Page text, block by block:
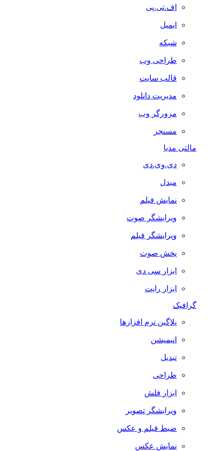
اف.تی.پی
ایمیل
شبکه
طراحی وب
قالب سایت
مدیریت دانلود
مرورگر وب
مسنجر
مالتی مدیا
دی.وی.دی
مبدل
نمایش فیلم
ویرایشگر صوت
ویرایشگر فیلم
پخش صوت
ابزار سی دی
ابزار رایت
گرافیک
پلاگین نرم افزارها
انیمیشن
تبدیل
طراحی
ابزار فلش
ویرایشگر تصویر
ضبط فيلم و عكس
نمایش عکس